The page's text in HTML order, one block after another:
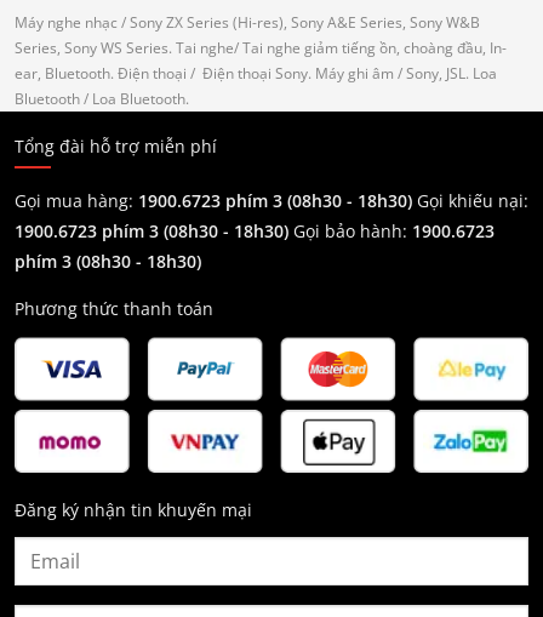
Máy nghe nhạc / Sony ZX Series (Hi-res), Sony A&E Series, Sony W&B
Series, Sony WS Series. Tai nghe/ Tai nghe giảm tiếng ồn, choàng đầu, In-
ear, Bluetooth. Điện thoại / Điện thoại Sony. Máy ghi âm / Sony, JSL. Loa
Bluetooth/ Loa Bluetooth.
Tổng đài hỗ trợ miễn phí
Gọi mua hàng: 1900.6723 phím 3 (08h30 - 18h30) Gọi khiếu nại:
1900.6723 phím 3 (08h30 - 18h30) Gọi bảo hành: 1900.6723
phím 3 (08h30 - 18h30)
Phương thức thanh toán
Đăng ký nhận tin khuyến mại